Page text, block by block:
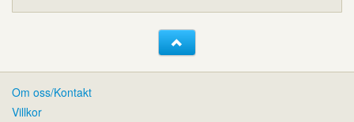
Om oss/Kontakt
Villkor